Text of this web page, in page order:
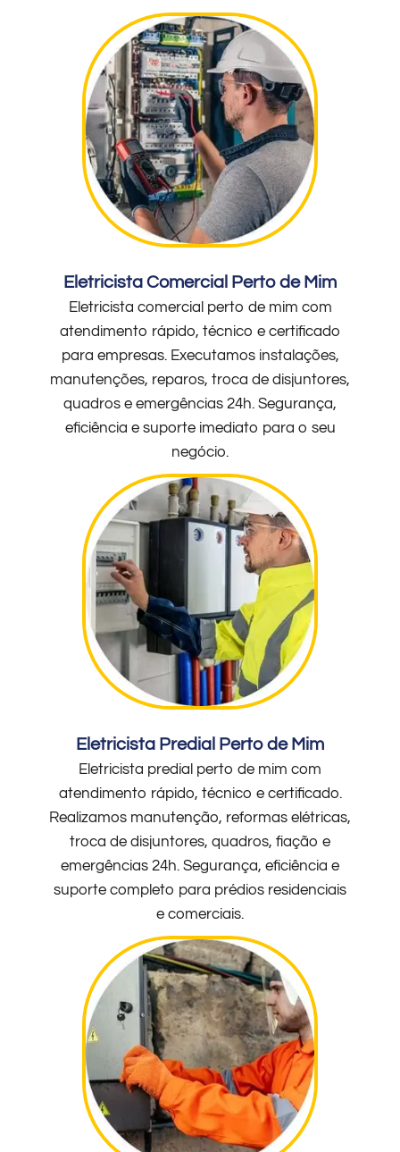
Eletricista Comercial Perto de Mim
Eletricista comercial perto de mim com
atendimento rápido, técnico e certificado
para empresas. Executamos instalações,
manutenções, reparos, troca de disjuntores,
quadros e emergências 24h. Segurança,
eficiência e suporte imediato para o seu
negócio.
Eletricista Predial Perto de Mim
Eletricista predial perto de mim com
atendimento rápido, técnico e certificado.
Realizamos manutenção, reformas elétricas,
troca de disjuntores, quadros, fiação e
emergências 24h. Segurança, eficiência e
suporte completo para prédios residenciais
e comerciais.